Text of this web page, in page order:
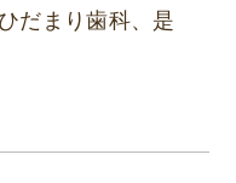
だまり歯科、是